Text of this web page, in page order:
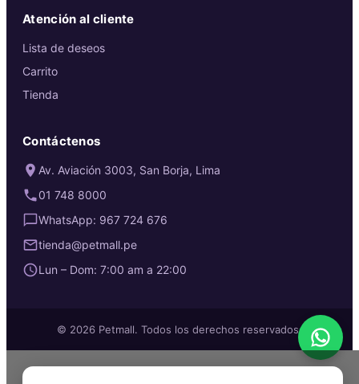
Atención al cliente
Lista de deseos
Carrito
Tienda
Contáctenos
Av. Aviación 3003, San Borja, Lima
01 748 8000
WhatsApp: 967 724 676
tienda@petmall.pe
Lun – Dom: 7:00 am a 22:00
© 2026 Petmall. Todos los derechos reservados.